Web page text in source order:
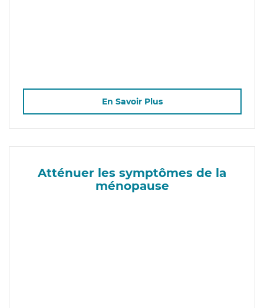
En Savoir Plus
Atténuer les symptômes de la
ménopause